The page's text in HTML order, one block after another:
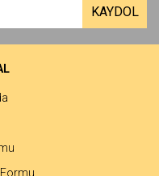
KAYDOL